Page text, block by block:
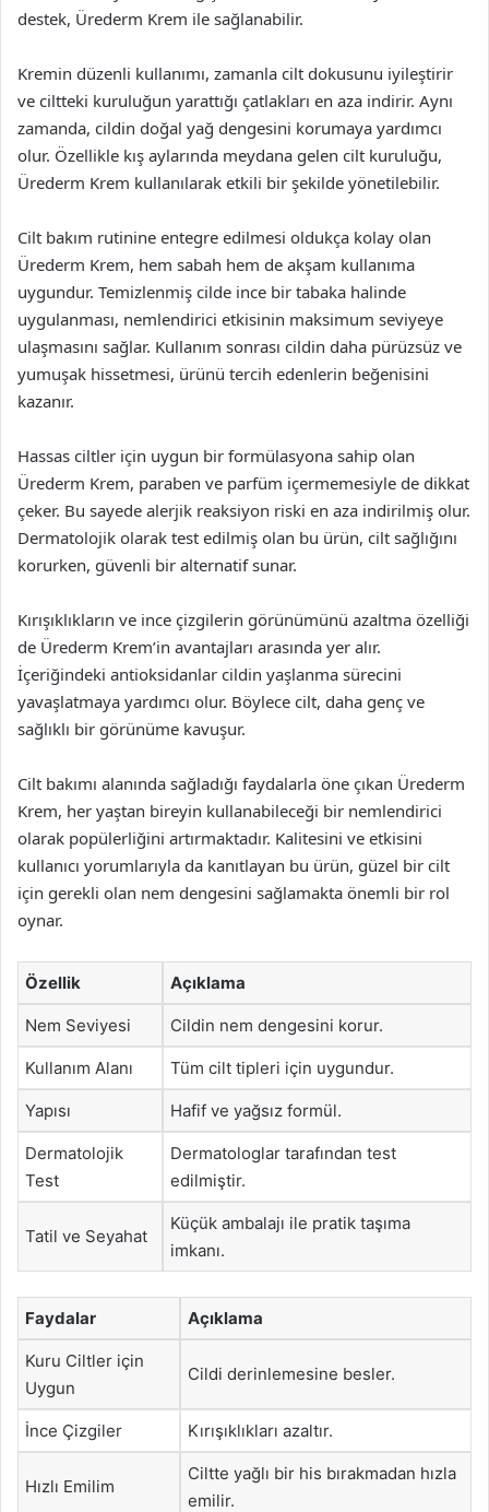
destek, Ürederm Krem ile sağlanabilir.
Kremin düzenli kullanımı, zamanla cilt dokusunu iyileştirir
ve ciltteki kuruluğun yarattığı çatlakları en aza indirir. Aynı
zamanda, cildin doğal yağ dengesini korumaya yardımcı
olur. Özellikle kış aylarında meydana gelen cilt kuruluğu,
Ürederm Krem kullanılarak etkili bir şekilde yönetilebilir.
Cilt bakım rutinine entegre edilmesi oldukça kolay olan
Ürederm Krem, hem sabah hem de akşam kullanıma
uygundur. Temizlenmiş cilde ince bir tabaka halinde
uygulanması, nemlendirici etkisinin maksimum seviyeye
ulaşmasını sağlar. Kullanım sonrası cildin daha pürüzsüz ve
yumuşak hissetmesi, ürünü tercih edenlerin beğenisini
kazanır.
Hassas ciltler için uygun bir formülasyona sahip olan
Ürederm Krem, paraben ve parfüm içermemesiyle de dikkat
çeker. Bu sayede alerjik reaksiyon riski en aza indirilmiş olur.
Dermatolojik olarak test edilmiş olan bu ürün, cilt sağlığını
korurken, güvenli bir alternatif sunar.
Kırışıklıkların ve ince çizgilerin görünümünü azaltma özelliği
de Ürederm Krem’in avantajları arasında yer alır.
İçeriğindeki antioksidanlar cildin yaşlanma sürecini
yavaşlatmaya yardımcı olur. Böylece cilt, daha genç ve
sağlıklı bir görünüme kavuşur.
Cilt bakımı alanında sağladığı faydalarla öne çıkan Ürederm
Krem, her yaştan bireyin kullanabileceği bir nemlendirici
olarak popülerliğini artırmaktadır. Kalitesini ve etkisini
kullanıcı yorumlarıyla da kanıtlayan bu ürün, güzel bir cilt
için gerekli olan nem dengesini sağlamakta önemli bir rol
oynar.
Özellik Açıklama
Nem Seviyesi Cildin nem dengesini korur.
Kullanım Alanı Tüm cilt tipleri için uygundur.
Yapısı Hafif ve yağsız formül.
Dermatolojik
Test
Dermatologlar tarafından test
edilmiştir.
Tatil ve Seyahat
Küçük ambalajı ile pratik taşıma
imkanı.
Faydalar Açıklama
Kuru Ciltler için
Uygun
Cildi derinlemesine besler.
İnce Çizgiler Kırışıklıkları azaltır.
Hızlı Emilim
Ciltte yağlı bir his bırakmadan hızla
emilir.